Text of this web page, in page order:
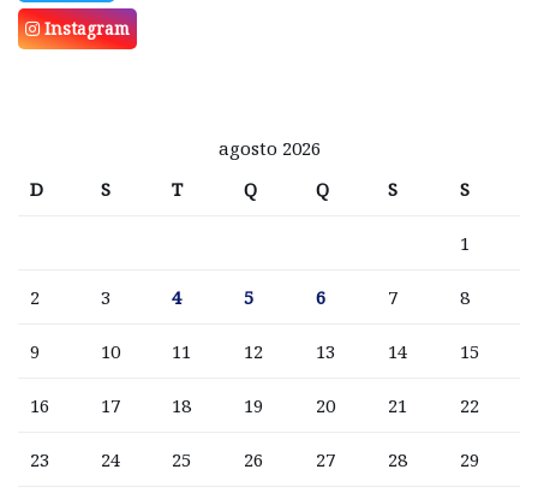
Instagram
agosto 2026
D
S T Q Q S S
1
2 3 4 5 6 7 8
9 10 11 12 13 14 15
16 17 18 19 20 21 22
23 24 25 26 27 28 29